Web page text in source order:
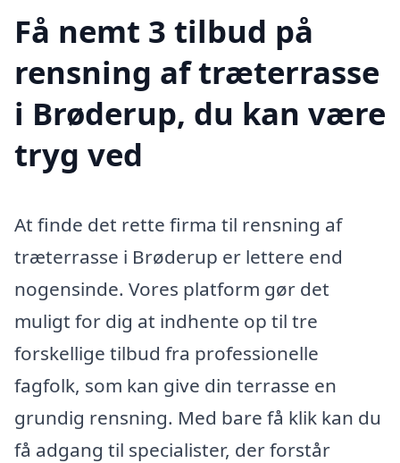
Få nemt 3 tilbud på
rensning af træterrasse
i Brøderup, du kan være
tryg ved
At finde det rette firma til rensning af
træterrasse i Brøderup er lettere end
nogensinde. Vores platform gør det
muligt for dig at indhente op til tre
forskellige tilbud fra professionelle
fagfolk, som kan give din terrasse en
grundig rensning. Med bare få klik kan du
få adgang til specialister, der forstår